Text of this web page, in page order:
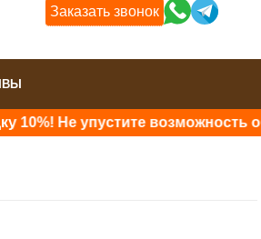
Заказать звонок
Не упустите возможность